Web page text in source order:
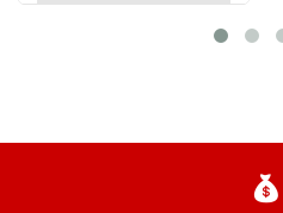
VIEW DETAIL